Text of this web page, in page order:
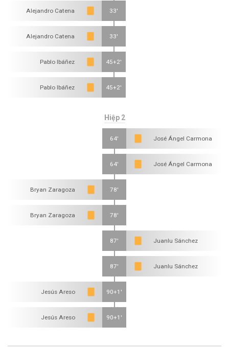
Alejandro Catena 33'
Alejandro Catena 33'
Pablo Ibáñez 45+2'
Pablo Ibáñez 45+2'
Hiệp 2
64' José Ángel Carmona
64' José Ángel Carmona
Bryan Zaragoza 78'
Bryan Zaragoza 78'
87' Juanlu Sánchez
87' Juanlu Sánchez
Jesús Areso 90+1'
Jesús Areso 90+1'